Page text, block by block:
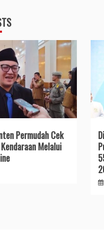
Permudah Cek
Melalui